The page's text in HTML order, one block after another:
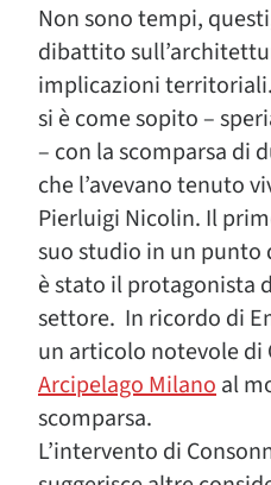
Non sono tempi,
dibattito
implicazioni
si è come sopito –
– con la scomparsa di
che l’avevano tenuto
Pierluigi Nicolin. Il
suo studio in un
è stato il protagonista
settore. In ricordo di
un articolo notevole di
Arcipelago Milanoal
scomparsa.
L’intervento di